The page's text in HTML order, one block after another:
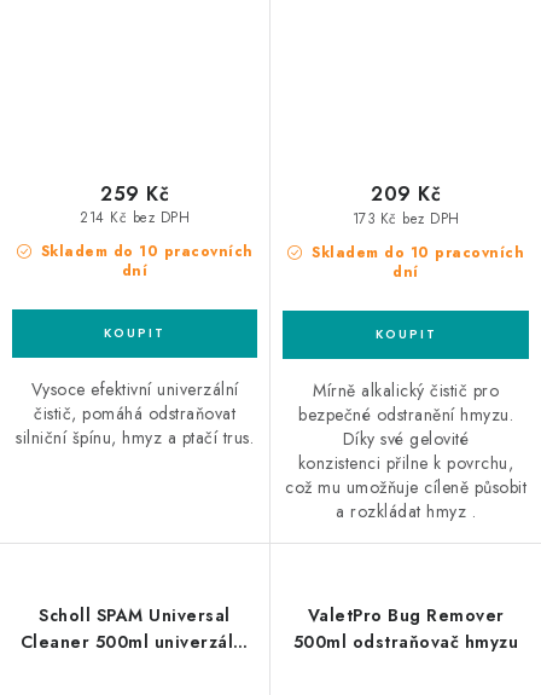
Skladem do 10 pracovních
dní
214 Kč bez DPH
259 Kč
Vysoce efektivní univerzální
čistič, pomáhá odstraňovat
silniční špínu, hmyz a ptačí trus.
Skladem do 10 pracovních
dní
173 Kč bez DPH
209 Kč
Mírně alkalický čistič pro
bezpečné odstranění hmyzu.
Díky své gelovité
konzistenci přilne k povrchu,
což mu umožňuje cíleně působit
a rozkládat hmyz .
Scholl SPAM Universal
Cleaner 500ml univerzální
ValetPro Bug Remover
500ml odstraňovač hmyzu